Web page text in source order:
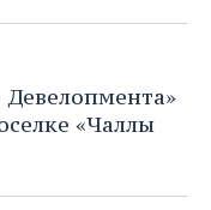
Девелопмента»
«Чаллы